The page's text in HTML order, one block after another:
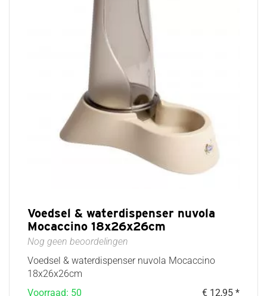
Voedsel & waterdispenser nuvola
Mocaccino 18x26x26cm
Nog geen beoordelingen
Voedsel & waterdispenser nuvola Mocaccino
18x26x26cm
Voorraad: 50
€ 12,95 *